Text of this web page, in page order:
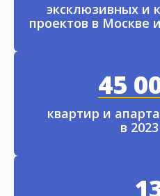
эксклюзивных и
проектов в Москве
45
квартир и
в